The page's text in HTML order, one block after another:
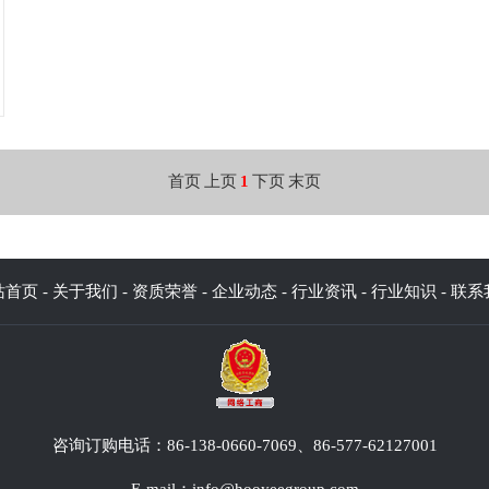
首页 上页 1 下页 末页
首页 - 关于我们 - 资质荣誉 - 企业动态 - 行业资讯 - 行业知识 - 联系
咨询订购电话：86-138-0660-7069、86-577-62127001